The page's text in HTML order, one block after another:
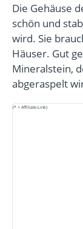
Die Gehäuse
schön und
wird. Sie
Häuser. Gut
Mineralstein,
abgeraspelt
(* = Affiliate-Link)